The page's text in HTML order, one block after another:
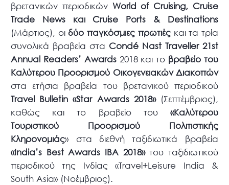
βρετανικών περιοδικών World of Cruising, Cruise
Trade News και Cruise Ports & Destinations
(Μάρτιος), οιδύο παγκόσμιες πρωτιέςκαι τα τρία
συνολικά βραβεία στα Condé Nast Traveller 21st
Annual Readers’ Awards2018 και το βραβείο του
Καλύτερου Προορισμού Οικογενειακών Διακοπών
στα ετήσια βραβεία του βρετανικού περιοδικού
Travel Bulletin «Star Awards 2018»(Σεπτέμβριος),
καθώς και το βραβείο του «Καλύτερου
Τουριστικού Προορισμού Πολιτιστικής
Κληρονομιάς» στα διεθνή ταξιδιωτικά βραβεία
«India’s Best Awards ΙΒΑ 2018»του ταξιδιωτικού
περιοδικού της Ινδίας «Travel+Leisure India &
South Asia» (Νοέμβριος).